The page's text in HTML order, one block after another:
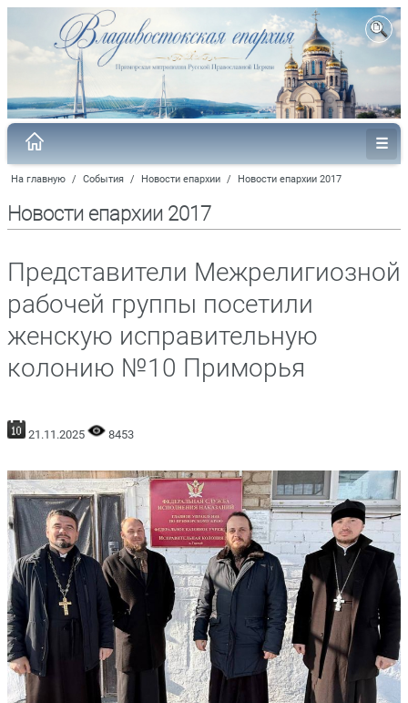
На главную / События / Новости епархии / Новости епархии 2017
Новости епархии 2017
Представители Межрелигиозной
рабочей группы посетили
женскую исправительную
колонию №10 Приморья
21.11.2025 8453